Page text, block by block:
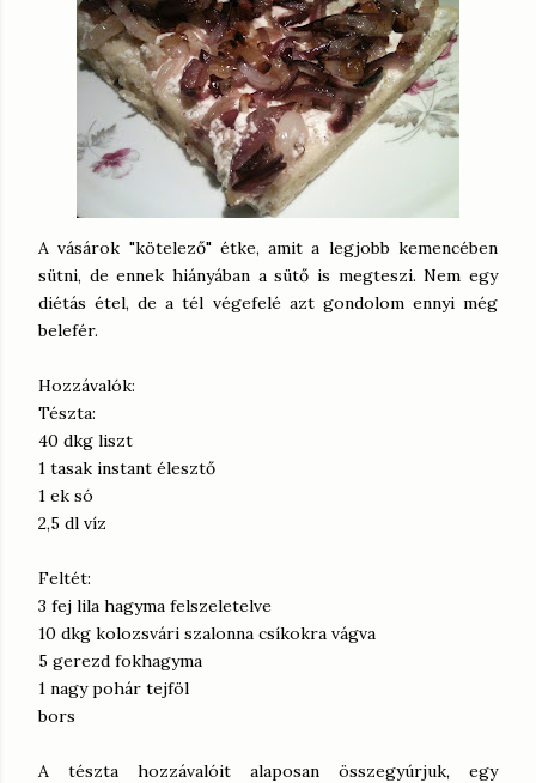
A vásárok "kötelező" étke, amit a legjobb kemencében
sütni, de ennek hiányában a sütő is megteszi. Nem egy
diétás étel, de a tél végefelé azt gondolom ennyi még
belefér.
Hozzávalók:
Tészta:
40 dkg liszt
1 tasak instant élesztő
1 ek só
2,5 dl víz
Feltét:
3 fej lila hagyma felszeletelve
10 dkg kolozsvári szalonna csíkokra vágva
5 gerezd fokhagyma
1 nagy pohár tejföl
bors
A tészta hozzávalóit alaposan összegyúrjuk, egy